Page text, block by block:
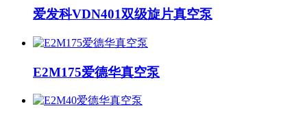
爱发科VDN401双级旋片真空泵
E2M175爱德华真空泵